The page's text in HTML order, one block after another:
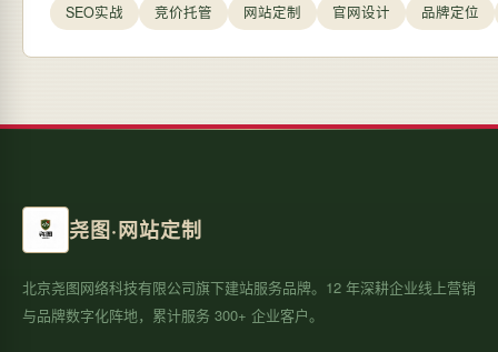
SEO实战 竞价托管 网站定制 官网设计 品牌定位
尧图·网站定制
北京尧图网络科技有限公司旗下建站服务品牌。12 年深耕企业线上营销
与品牌数字化阵地，累计服务 300+ 企业客户。